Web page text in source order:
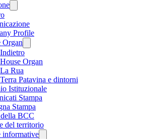
Profile
Organ
Indietro
House Organ
La Rua
Terra Patavina e dintorni
Istituzionale
Stampa
Stampa
BCC
del territorio
informative